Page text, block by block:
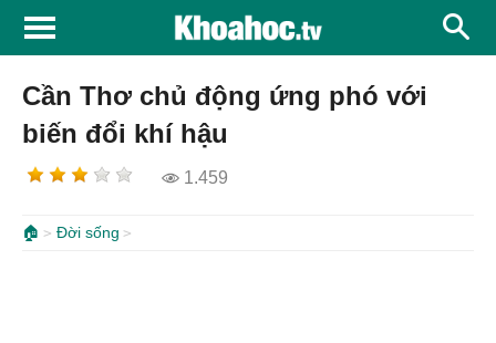
Cần Thơ chủ động ứng phó với
biến đổi khí hậu
1.459
🏠 Đời sống